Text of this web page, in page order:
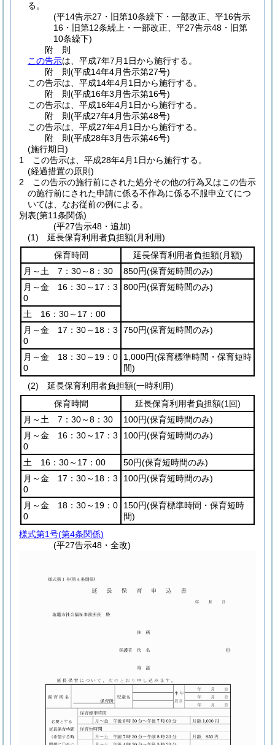
る。
(平14告示27・旧第10条繰下・一部改正、平16告示
16・旧第12条繰上・一部改正、平27告示48・旧第
10条繰下)
附 則
この告示は、平成7年7月1日から施行する。
附 則(平成14年4月告示第27号)
この告示は、平成14年4月1日から施行する。
附 則(平成16年3月告示第16号)
この告示は、平成16年4月1日から施行する。
附 則(平成27年4月告示第48号)
この告示は、平成27年4月1日から施行する。
附 則(平成28年3月告示第46号)
(施行期日)
1
この告示は、平成28年4月1日から施行する。
(経過措置の原則)
2
この告示の施行前にされた処分その他の行為又はこの告示
の施行前にされた申請に係る不作為に係る不服申立てにつ
いては、なお従前の例による。
別表(第11条関係)
(平27告示48・追加)
(1) 延長保育利用者負担額(月利用)
保育時間
延長保育利用者負担額(月額)
月～土 7：30～8：30
850円(保育短時間のみ)
月～金 16：30～17：3
0
800円(保育短時間のみ)
土 16：30～17：00
月～金 17：30～18：3
0
750円(保育短時間のみ)
月～金 18：30～19：0
0
1,000円(保育標準時間・保育短時
間)
(2) 延長保育利用者負担額(一時利用)
保育時間
延長保育利用者負担額(1回)
月～土 7：30～8：30
100円(保育短時間のみ)
月～金 16：30～17：3
0
100円(保育短時間のみ)
土 16：30～17：00 50円(保育短時間のみ)
月～金 17：30～18：3
0
100円(保育短時間のみ)
月～金 18：30～19：0
0
150円(保育標準時間・保育短時
間)
様式第1号(第4条関係)
(平27告示48・全改)